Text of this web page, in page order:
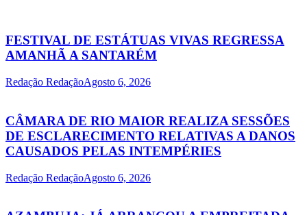
FESTIVAL DE ESTÁTUAS VIVAS REGRESSA
AMANHÃ A SANTARÉM
Redação RedaçãoAgosto 6, 2026
CÂMARA DE RIO MAIOR REALIZA SESSÕES
DE ESCLARECIMENTO RELATIVAS A DANOS
CAUSADOS PELAS INTEMPÉRIES
Redação RedaçãoAgosto 6, 2026